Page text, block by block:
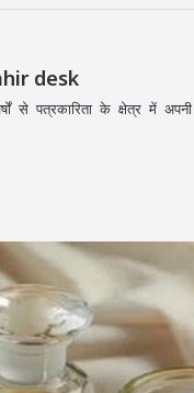
desk
से पत्रकारिता के क्षेत्र में